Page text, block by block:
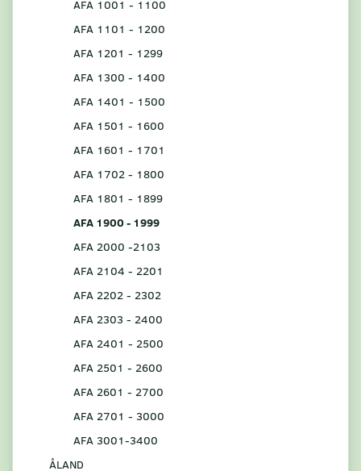
AFA 1001 - 1100
AFA 1101 - 1200
AFA 1201 - 1299
AFA 1300 - 1400
AFA 1401 - 1500
AFA 1501 - 1600
AFA 1601 - 1701
AFA 1702 - 1800
AFA 1801 - 1899
AFA 1900 - 1999
AFA 2000 -2103
AFA 2104 - 2201
AFA 2202 - 2302
AFA 2303 - 2400
AFA 2401 - 2500
AFA 2501 - 2600
AFA 2601 - 2700
AFA 2701 - 3000
AFA 3001-3400
ÅLAND